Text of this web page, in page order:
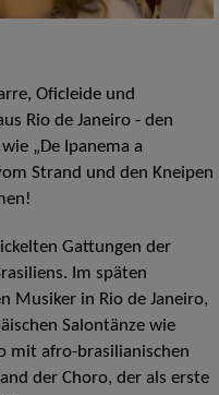
Oficleide und
Rio de Janeiro - den
„De Ipanema a
Strand und den Kneipen
Gattungen der
Im späten
Musiker in Rio de Janeiro,
Salontänze wie
mit afro-brasilianischen
der Choro, der als erste